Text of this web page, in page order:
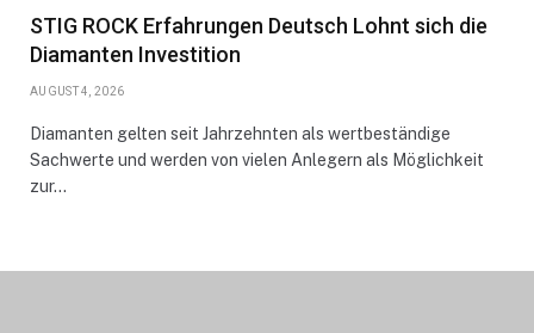
STIG ROCK Erfahrungen Deutsch Lohnt sich die
Diamanten Investition
AUGUST 4, 2026
Diamanten gelten seit Jahrzehnten als wertbeständige
Sachwerte und werden von vielen Anlegern als Möglichkeit
zur…